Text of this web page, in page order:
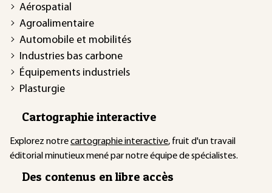
Aérospatial
Agroalimentaire
Automobile et mobilités
Industries bas carbone
Équipements industriels
Plasturgie
Cartographie interactive
Explorez notrecartographie interactive, fruit d'un travail
éditorial minutieux mené par notre équipe de spécialistes.
Des contenus en libre accès